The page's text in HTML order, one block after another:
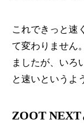
これできっと速
て変わりません
ましたが、いろ
と速いというよ
ZOOT NEXT